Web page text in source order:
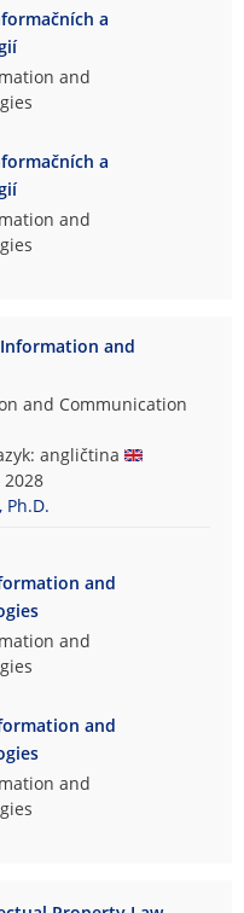
a
and
a
and
and
and Communication
angličtina
2028
Ph.D.
and
and
and
and